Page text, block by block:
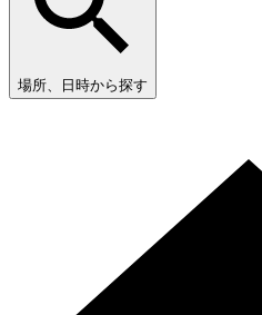
場所、日時から探す